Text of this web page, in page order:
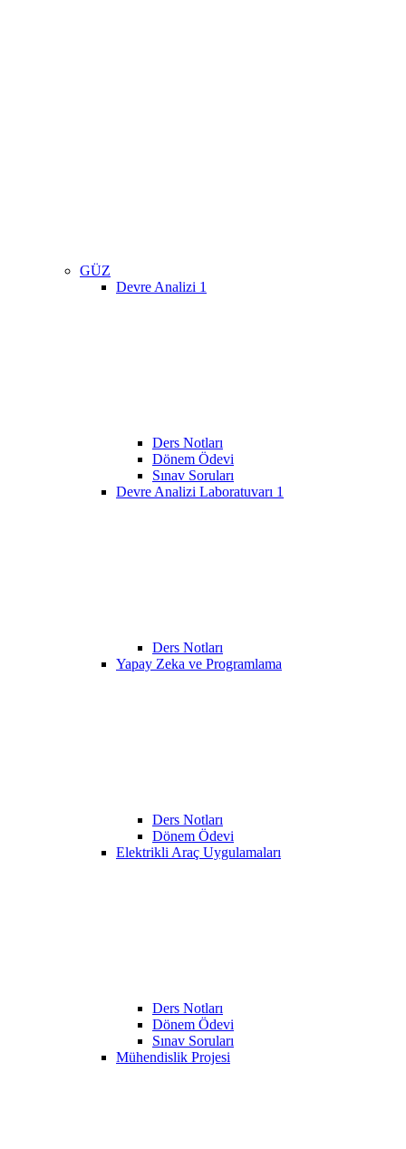
GÜZ
Devre Analizi 1
Ders Notları
Dönem Ödevi
Sınav Soruları
Devre Analizi Laboratuvarı 1
Ders Notları
Yapay Zeka ve Programlama
Ders Notları
Dönem Ödevi
Elektrikli Araç Uygulamaları
Ders Notları
Dönem Ödevi
Sınav Soruları
Mühendislik Projesi